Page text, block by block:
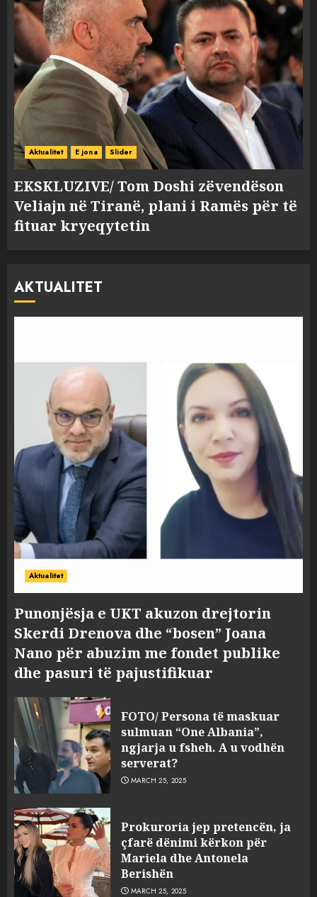
Aktualitet E jona Slider
EKSKLUZIVE/ Tom Doshi zëvendëson
Veliajn në Tiranë, plani i Ramës për të
fituar kryeqytetin
AKTUALITET
Aktualitet
Punonjësja e UKT akuzon drejtorin
Skerdi Drenova dhe “bosen” Joana
Nano për abuzim me fondet publike
dhe pasuri të pajustifikuar
FOTO/ Persona të maskuar
sulmuan “One Albania”,
ngjarja u fsheh. A u vodhën
serverat?
MARCH 25, 2025
Prokuroria jep pretencën, ja
çfarë dënimi kërkon për
Mariela dhe Antonela
Berishën
MARCH 25, 2025